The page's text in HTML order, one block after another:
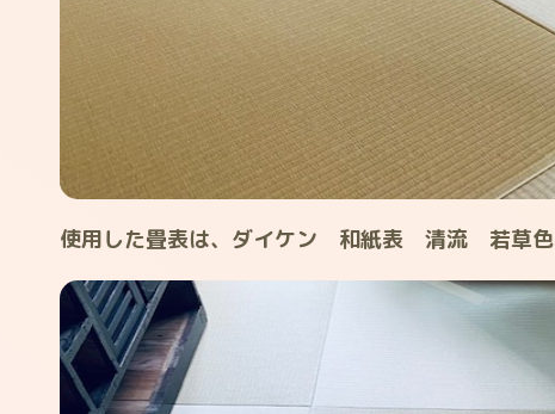
使用した畳表は、ダイケン 和紙表 清流 若草色